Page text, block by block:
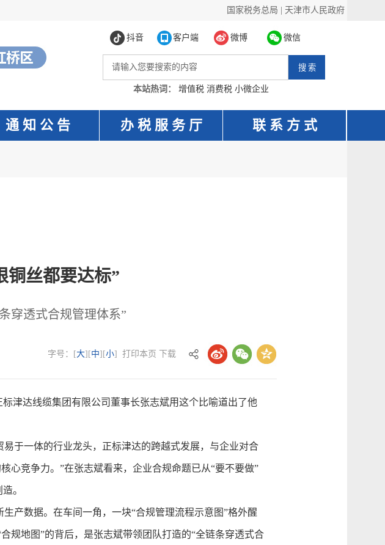
国家税务总局 天津市人民政府
抖音 客户端 微博 微信
本站热词： 增值税 消费税 小微企业
通 知 公 告 办 税 服 务 厅 联 系 方 式
铜丝都要达标”
穿透式合规管理体系”
字号：[大][中][小] 打印本页 下载
津达线缆集团有限公司董事长张志斌用这个比喻道出了他
于一体的行业龙头，正标津达的跨越式发展，与企业对合
心竞争力。”在张志斌看来，企业合规命题已从“要不要做”
。
数据。在车间一角，一块“合规管理流程示意图”格外醒
规地图”的背后，是张志斌带领团队打造的“全链条穿透式合